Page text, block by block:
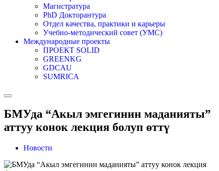
Магистратура
PhD Докторантура
Отдел качества, практики и карьеры
Учебно-методический совет (УМС)
Международные проекты
ПРОЕКТ SOLID
GREENKG
GDCAU
SUMRICA
БМУда “Акыл эмгегинин маданияты”
аттуу конок лекция болуп өттү
Новости